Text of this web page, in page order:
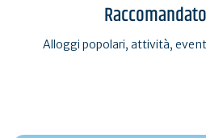
Alloggi popolari, attività,